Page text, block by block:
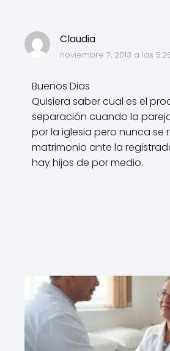
Claudia
noviembre 7, 2013 a las
Buenos Dias
Quisiera saber cual es el
separación cuando la
por la iglesia pero nunca se
matrimonio ante la
hay hijos de por medio.